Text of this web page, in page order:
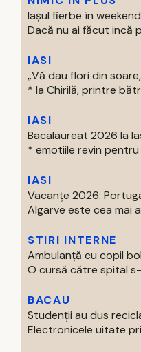
Iașul fierbe în
Dacă nu ai făcut incă
IASI
„Vă dau flori din
* la Chirilă, printre
IASI
Bacalaureat 2026 la
* emotiile revin pentru
IASI
Vacanțe 2026:
Algarve este cea mai
STIRI INTERNE
Ambulanță cu copil
O cursă către spital
BACAU
Studenții au dus
Electronicele uitate